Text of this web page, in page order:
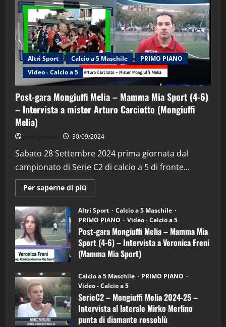
Altri Sport Calcio a 5 Maschile
PRIMO PIANO
Video - Calcio a 5
Post-gara Mongiuffi Melia – Mamma Mia Sport (4-6)
– Intervista a mister Arturo Carciotto (Mongiuffi
Melia)
30/09/2024
Sabato 28 Settembre 2024 prima giornata dal
campionato di Serie C2 di calcio a 5 di fronte...
Per saperne di più
informazioni
Post-
gara
Mongiuffi
Melia
–
Mamma
Mia
Sport
6)
–
Intervista
a
mister
Arturo
Carciotto
(Mongiuffi
Altri Sport
Calcio a 5 Maschile
PRIMO PIANO
Video - Calcio a 5
Post-gara Mongiuffi Melia – Mamma Mia
Sport (4-6) – Intervista a Veronica Freni
(Mamma Mia Sport)
Calcio a 5 Maschile
PRIMO PIANO
Video - Calcio a 5
SerieC2 – Mongiuffi Melia 2024-25 –
Intervista al laterale Mirko Merlino
punta di diamante rossoblù
"SportEmpire" in Podcast Sport News
“SportEmpire” in Podcast: 29^ Puntata
(Martedi 28 Aprile 2026)
28/04/2026
3
“SportEmpire” in Podcast: 28^ Puntata
(Martedi 21 Aprile 2026)
21/04/2026
4
"SportEmpire" in Podcast
“SportEmpire” in Podcast: 27^ Puntata
(Martedi 14 Aprile 2026)
15/04/2026
5
“SportEmpire” in Podcast: 26^ Puntata
(Martedi 07 Aprile 2026)
08/04/2026